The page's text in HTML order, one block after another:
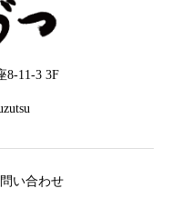
8-11-3 3F
い合わせ